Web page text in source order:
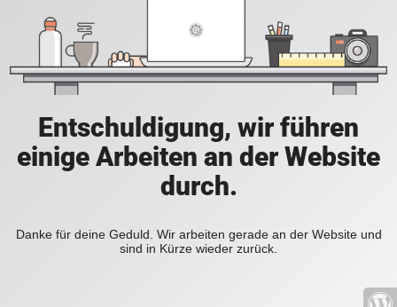
Entschuldigung, wir führen
einige Arbeiten an der Website
durch.
Danke für deine Geduld. Wir arbeiten gerade an der Website und
sind in Kürze wieder zurück.